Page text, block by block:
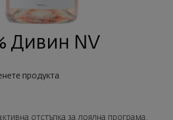
Дивин NV
продукта
отстъпка за лоялна програма.